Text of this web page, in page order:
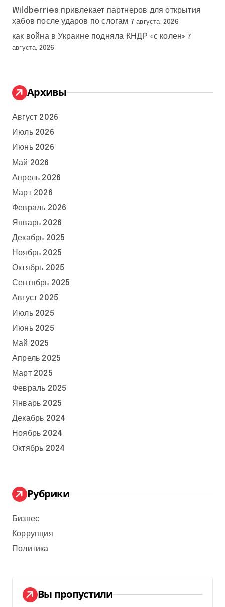
Wildberries привлекает партнеров для открытия
хабов после ударов по слогам 7 августа, 2026
как война в Украине подняла КНДР «с колен» 7
августа, 2026
Архивы
Август 2026
Июль 2026
Июнь 2026
Май 2026
Апрель 2026
Март 2026
Февраль 2026
Январь 2026
Декабрь 2025
Ноябрь 2025
Октябрь 2025
Сентябрь 2025
Август 2025
Июль 2025
Июнь 2025
Май 2025
Апрель 2025
Март 2025
Февраль 2025
Январь 2025
Декабрь 2024
Ноябрь 2024
Октябрь 2024
Рубрики
Бизнес
Коррупция
Политика
Вы пропустили